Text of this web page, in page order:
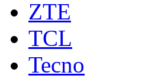
ZTE
TCL
Tecno